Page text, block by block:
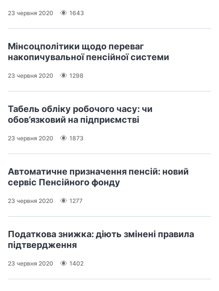
23 червня 2020 1643
Мінсоцполітики щодо переваг
накопичувальної пенсійної системи
23 червня 2020 1298
Табель обліку робочого часу: чи
обов’язковий на підприємстві
23 червня 2020 1873
Автоматичне призначення пенсій: новий
сервіс Пенсійного фонду
23 червня 2020 1277
Податкова знижка: діють змінені правила
підтвердження
23 червня 2020 1402